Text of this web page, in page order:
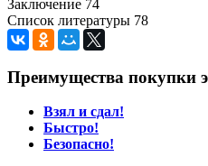
Заключение 74
Список литературы 78
Преимущества покупки
Взял и сдал!
Быстро!
Безопасно!